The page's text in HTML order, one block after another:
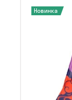
Новинка